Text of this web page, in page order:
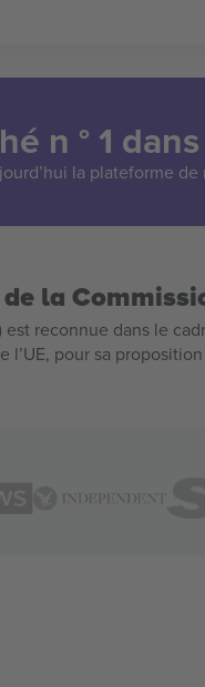
n ° 1
la plateforme
la
reconnue dans le
pour sa